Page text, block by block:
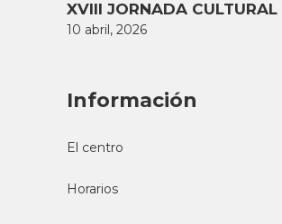
XVIII JORNADA CULTURAL
10 abril, 2026
Información
El centro
Horarios